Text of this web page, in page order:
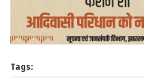
Tags: